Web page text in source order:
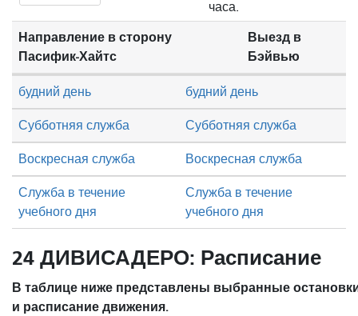
часа.
Направление в сторону
Пасифик-Хайтс
Выезд в
Бэйвью
Субботняя служба Субботняя служба
Воскресная служба Воскресная служба
будний день будний день
Служба в течение
учебного дня
Служба в течение
учебного дня
24 ДИВИСАДЕРО: Расписание
В таблице ниже представлены выбранные
и расписание движения.